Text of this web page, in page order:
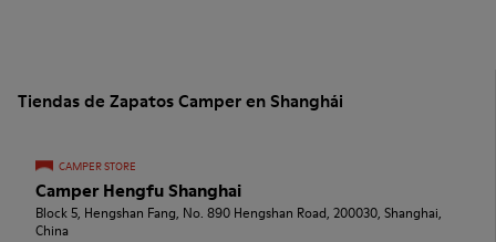
Tiendas de Zapatos Camper en Shanghái
CAMPER STORE
Camper Hengfu Shanghai
Block 5, Hengshan Fang, No. 890 Hengshan Road, 200030, Shanghai,
China